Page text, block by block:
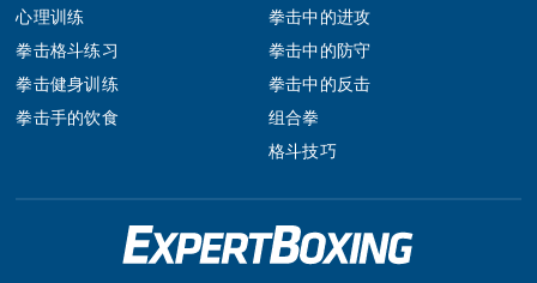
心理训练
拳击格斗练习
拳击健身训练
拳击手的饮食
拳击中的进攻
拳击中的防守
拳击中的反击
组合拳
格斗技巧